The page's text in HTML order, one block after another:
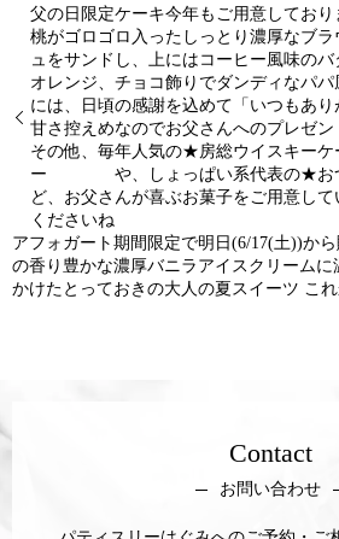
父の日限定ケーキ今年もご用意してお
桃がゴロゴロ入ったしっとり濃厚なブ
ュをサンドし、上にはコーヒー風味のバ
オレンジ、チョコ飾りでダンディなパ
には、日頃の感謝を込めて「いつもあ
甘さ控えめなのでお父さんへのプレゼ
その他、毎年人気の★房総ウイスキー
ー や、しょっぱい系代表の★おつ
ど、お父さんが喜ぶお菓子をご用意し
くださいね
アフォガート️期間限定で明日(6/17(土))か
の香り豊かな濃厚バニラアイスクリームに
かけたとっておきの大人の夏スイーツ こ
Contact
お問い合わせ